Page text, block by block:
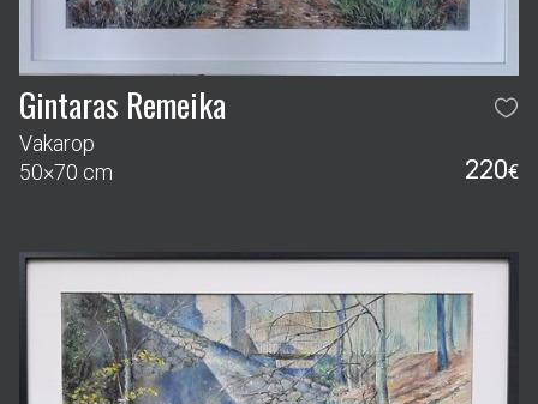
Gintaras Remeika
Vakarop
50×70 cm
220€